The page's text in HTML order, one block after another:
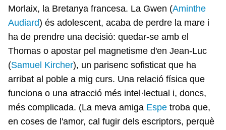
Morlaix, la Bretanya francesa. La Gwen (Aminthe
Audiard) és adolescent, acaba de perdre la mare i
ha de prendre una decisió: quedar-se amb el
Thomas o apostar pel magnetisme d'en Jean-Luc
(Samuel Kircher), un parisenc sofisticat que ha
arribat al poble a mig curs. Una relació física que
funciona o una atracció més intel·lectual i, doncs,
més complicada. (La meva amiga Espe troba que,
en coses de l'amor, cal fugir dels escriptors, perquè